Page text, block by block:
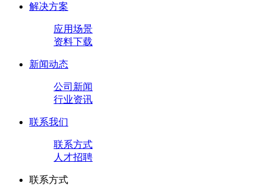
解决方案
应用场景
资料下载
新闻动态
公司新闻
行业资讯
联系我们
联系方式
人才招聘
联系方式